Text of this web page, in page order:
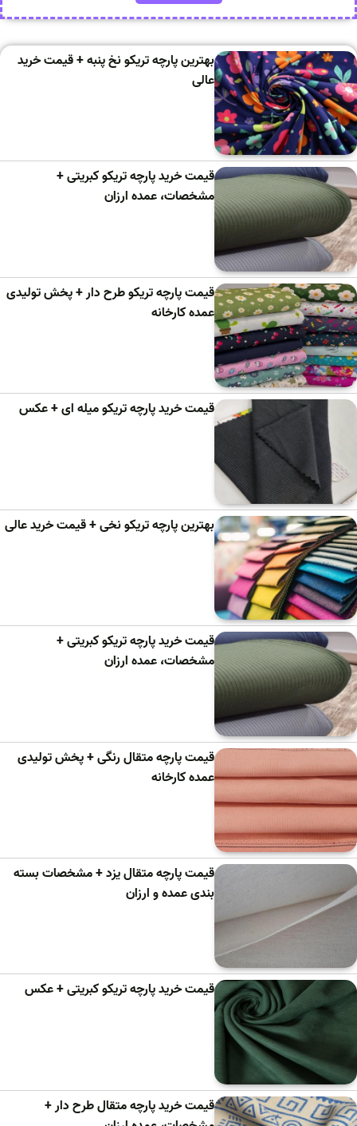
بهترین پارچه تریکو نخ پنبه + قیمت خرید
عالی
قیمت خرید پارچه تریکو کبریتی +
مشخصات، عمده ارزان
قیمت پارچه تریکو طرح دار + پخش تولیدی
عمده کارخانه
قیمت خرید پارچه تریکو میله ای + عکس
بهترین پارچه تریکو نخی + قیمت خرید عالی
قیمت خرید پارچه تریکو کبریتی +
مشخصات، عمده ارزان
قیمت پارچه متقال رنگی + پخش تولیدی
عمده کارخانه
قیمت پارچه متقال یزد + مشخصات بسته
بندی عمده و ارزان
قیمت خرید پارچه تریکو کبریتی + عکس
قیمت خرید پارچه متقال طرح دار +